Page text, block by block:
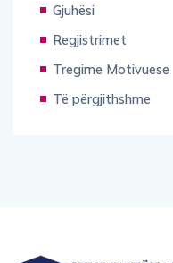
Gjuhësi
Regjistrimet
Tregime Motivuese
Të përgjithshme